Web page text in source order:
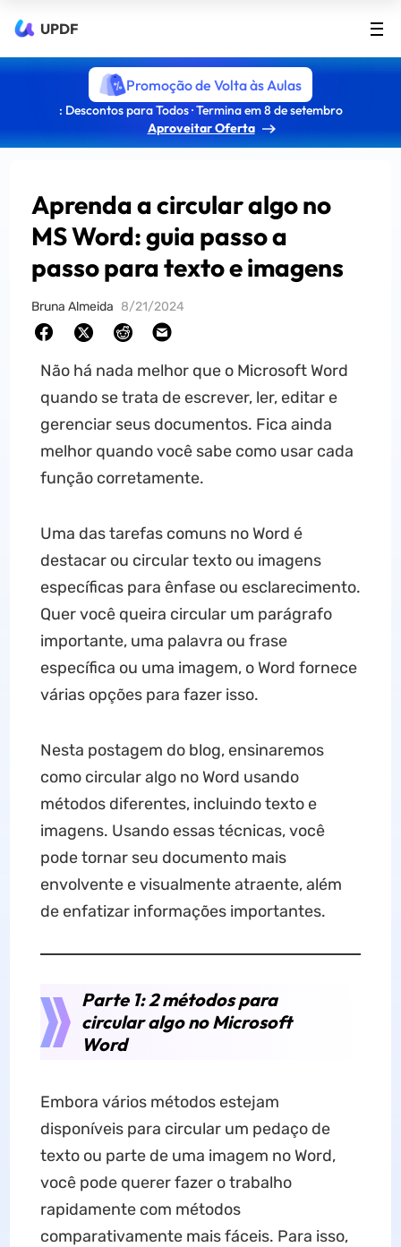
UPDF
Promoção de Volta às Aulas
: Descontos para Todos · Termina em 8 de setembro
Aproveitar Oferta
Aprenda a circular algo no
MS Word: guia passo a
passo para texto e imagens
Bruna Almeida 8/21/2024
Não há nada melhor que o Microsoft Word
quando se trata de escrever, ler, editar e
gerenciar seus documentos. Fica ainda
melhor quando você sabe como usar cada
função corretamente.
Uma das tarefas comuns no Word é
destacar ou circular texto ou imagens
específicas para ênfase ou esclarecimento.
Quer você queira circular um parágrafo
importante, uma palavra ou frase
específica ou uma imagem, o Word fornece
várias opções para fazer isso.
Nesta postagem do blog, ensinaremos
como circular algo no Word usando
métodos diferentes, incluindo texto e
imagens. Usando essas técnicas, você
pode tornar seu documento mais
envolvente e visualmente atraente, além
de enfatizar informações importantes.
Parte 1: 2 métodos para
circular algo no Microsoft
Word
Embora vários métodos estejam
disponíveis para circular um pedaço de
texto ou parte de uma imagem no Word,
você pode querer fazer o trabalho
rapidamente com métodos
comparativamente mais fáceis. Para isso,